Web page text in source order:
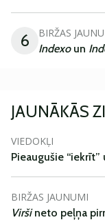
6 BIRŽAS
Indexoun
JAUNĀKĀS
VIEDOKĻI
Pieaugušie
BIRŽAS JAUNUMI
Viršineto peļņa